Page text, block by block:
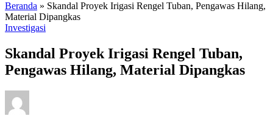
Beranda » Skandal Proyek Irigasi Rengel Tuban, Pengawas Hilang,
Material Dipangkas
Investigasi
Skandal Proyek Irigasi Rengel Tuban,
Pengawas Hilang, Material Dipangkas